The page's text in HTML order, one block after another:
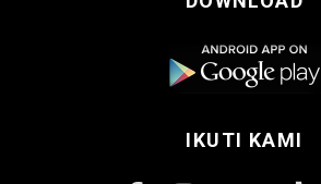
IKUTI KAMI